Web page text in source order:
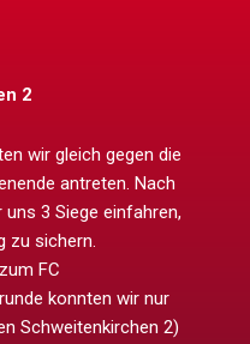
2
wir gleich gegen die
antreten. Nach
3 Siege einfahren,
zu sichern.
FC
konnten wir nur
Schweitenkirchen 2)